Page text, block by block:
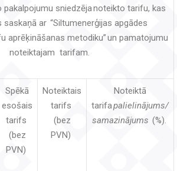
pakalpojumu sniedzēja noteikto tarifu, kas
saskaņā ar “Siltumenerģijas apgādes
aprēķināšanas metodiku” un pamatojumu
noteiktajam tarifam.
Spēkā
esošais
tarifs
(bez
PVN)
Noteiktais
tarifs
(bez
PVN)
Noteiktā
tarifapalielinājums/
samazinājums (%).